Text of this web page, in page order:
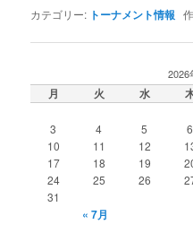
カテゴリー: トーナメント情報
2026
月 火 水
3
4 5 6
10
11 12
17
18 19
24
25 26
31
« 7月